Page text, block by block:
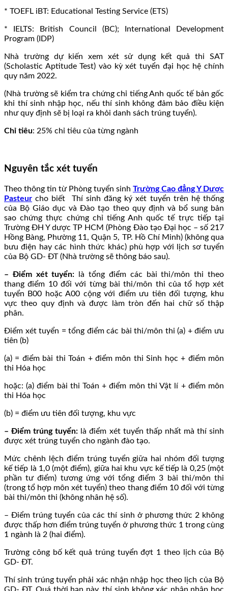
* TOEFL iBT: Educational Testing Service (ETS)
* IELTS: British Council (BC); International Development
Program (IDP)
Nhà trường dự kiến xem xét sử dụng kết quả thi SAT
(Scholastic Aptitude Test) vào kỳ xét tuyển đại học hệ chính
quy năm 2022.
(Nhà trường sẽ kiểm tra chứng chỉ tiếng Anh quốc tế bản gốc
khi thí sinh nhập học, nếu thí sinh không đảm bảo điều kiện
như quy định sẽ bị loại ra khỏi danh sách trúng tuyển).
Chỉ tiêu: 25% chỉ tiêu của từng ngành
Nguyên tắc xét tuyển
Theo thông tin từ Phòng tuyển sinh Trường Cao đẳng Y Dược
Pasteur cho biết Thí sinh đăng ký xét tuyển trên hệ thống
của Bộ Giáo dục và Đào tạo theo quy định và bổ sung bản
sao chứng thực chứng chỉ tiếng Anh quốc tế trực tiếp tại
Trường ĐH Y dược TP HCM (Phòng Đào tạo Đại học – số 217
Hồng Bàng, Phường 11, Quận 5, TP. Hồ Chí Minh) (không qua
bưu điện hay các hình thức khác) phù hợp với lịch sơ tuyển
của Bộ GD- ĐT (Nhà trường sẽ thông báo sau).
– Điểm xét tuyển: là tổng điểm các bài thi/môn thi theo
thang điểm 10 đối với từng bài thi/môn thi của tổ hợp xét
tuyển B00 hoặc A00 cộng với điểm ưu tiên đối tượng, khu
vực theo quy định và được làm tròn đến hai chữ số thập
phân.
Điểm xét tuyển = tổng điểm các bài thi/môn thi (a) + điểm ưu
tiên (b)
(a) = điểm bài thi Toán + điểm môn thi Sinh học + điểm môn
thi Hóa học
hoặc: (a) điểm bài thi Toán + điểm môn thi Vật lí + điểm môn
thi Hóa học
(b) = điểm ưu tiên đối tượng, khu vực
– Điểm trúng tuyển: là điểm xét tuyển thấp nhất mà thí sinh
được xét trúng tuyển cho ngành đào tạo.
Mức chênh lệch điểm trúng tuyển giữa hai nhóm đối tượng
kế tiếp là 1,0 (một điểm), giữa hai khu vực kế tiếp là 0,25 (một
phần tư điểm) tương ứng với tổng điểm 3 bài thi/môn thi
(trong tổ hợp môn xét tuyển) theo thang điểm 10 đối với từng
bài thi/môn thi (không nhân hệ số).
– Điểm trúng tuyển của các thí sinh ở phương thức 2 không
được thấp hơn điểm trúng tuyển ở phương thức 1 trong cùng
1 ngành là 2 (hai điểm).
Trường công bố kết quả trúng tuyển đợt 1 theo lịch của Bộ
GD- ĐT.
Thí sinh trúng tuyển phải xác nhận nhập học theo lịch của Bộ